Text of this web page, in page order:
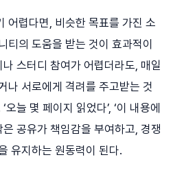
어렵다면, 비슷한 목표를 가진 소
티의 도움을 받는 것이 효과적이
스터디 참여가 어렵더라도, 매일
나 서로에게 격려를 주고받는 것
늘 몇 페이지 읽었다’, ‘이 내용에
공유가 책임감을 부여하고, 경쟁
유지하는 원동력이 된다.